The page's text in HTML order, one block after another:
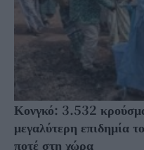
Κονγκό: 3.532
μεγαλύτερη επιδημία
ποτέ στη χώρα